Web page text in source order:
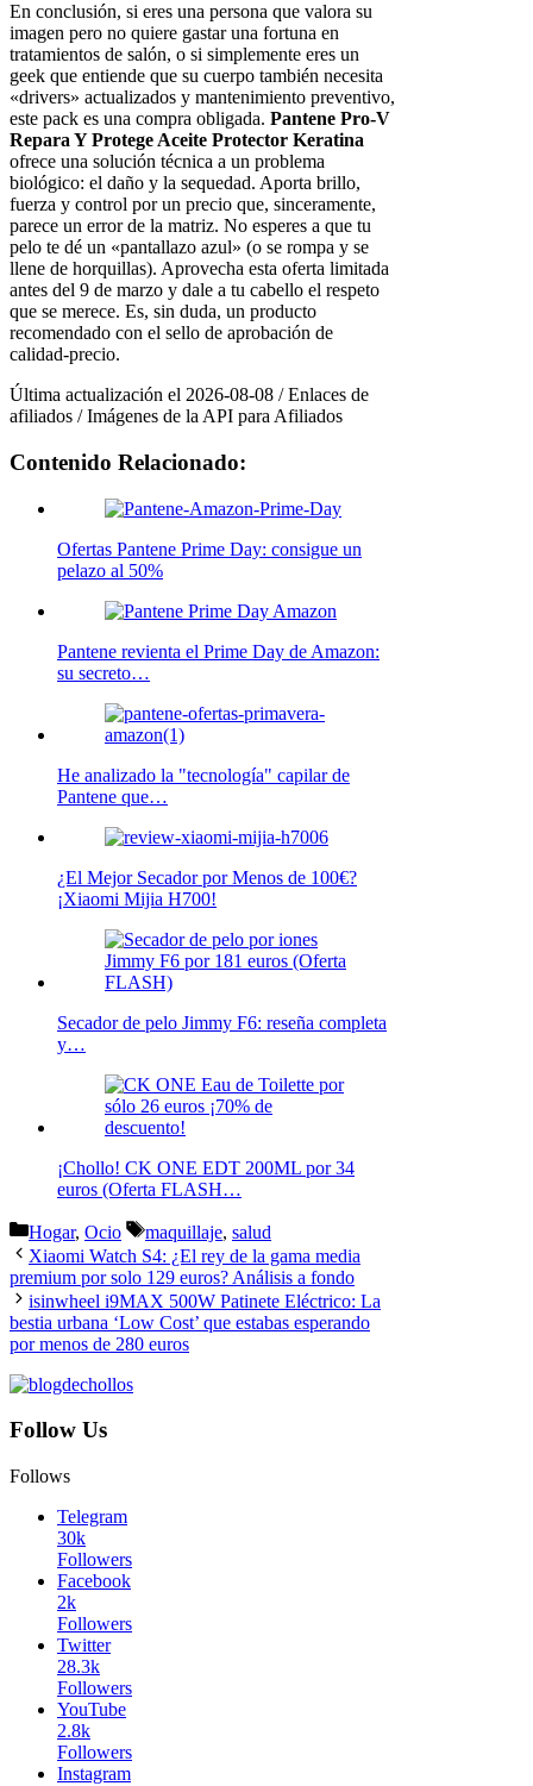
En conclusión, si eres una persona que valora su
imagen pero no quiere gastar una fortuna en
tratamientos de salón, o si simplemente eres un
geek que entiende que su cuerpo también necesita
«drivers» actualizados y mantenimiento preventivo,
este pack es una compra obligada. Pantene Pro-V
Repara Y Protege Aceite Protector Keratina
ofrece una solución técnica a un problema
biológico: el daño y la sequedad. Aporta brillo,
fuerza y control por un precio que, sinceramente,
parece un error de la matriz. No esperes a que tu
pelo te dé un «pantallazo azul» (o se rompa y se
llene de horquillas). Aprovecha esta oferta limitada
antes del 9 de marzo y dale a tu cabello el respeto
que se merece. Es, sin duda, un producto
recomendado con el sello de aprobación de
calidad-precio.
Última actualización el 2026-08-08 / Enlaces de
afiliados / Imágenes de la API para Afiliados
Contenido Relacionado:
Ofertas Pantene Prime Day: consigue un
pelazo al 50%
Pantene revienta el Prime Day de Amazon:
su secreto…
He analizado la "tecnología" capilar de
Pantene que…
¿El Mejor Secador por Menos de 100€?
¡Xiaomi Mijia H700!
Secador de pelo Jimmy F6: reseña completa
y…
¡Chollo! CK ONE EDT 200ML por 34
euros (Oferta FLASH…
Categorías
Hogar, Ocio Etiquetas
maquillaje, salud
Xiaomi Watch S4: ¿El rey de la gama media
premium por solo 129 euros? Análisis a fondo
isinwheel i9MAX 500W Patinete Eléctrico: La
bestia urbana ‘Low Cost’ que estabas esperando
por menos de 280 euros
Follow Us
Follows
Telegram
30k
Followers
Facebook
2k
Followers
Twitter
28.3k
Followers
YouTube
2.8k
Followers
Instagram